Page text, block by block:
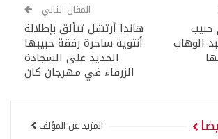
حبيب
الوهاب
المقال التالي
هاندا أرتشل تتألق بإطلالة
أنثوية ساحرة رفقة حبيبها
الجديد على السجادة
الزرقاء في مهرجان كان
المزيد عن المؤلف